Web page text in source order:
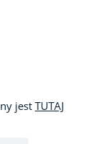
jest TUTAJ